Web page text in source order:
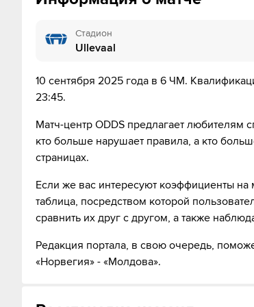
Норвегия совершает вбрасывание на
Удар от ворот произведет Молдавия
11´ Г О О О О Л - Эрлинг Холанд забивает
15´ Дэвид Мёллер Вулф наказан за толчок
18´ Судья сигнализирует, что Михаил
Стадион
Ullevaal
10 сентября 2025 года в 6 ЧМ.
23:45.
Матч-центр ODDS предлагает любителям
кто больше нарушает правила, а кто
страницах.
Если же вас интересуют коэффициенты на
таблица, посредством которой
сравнить их друг с другом, а также
Редакция портала, в свою очередь,
«Норвегия» - «Молдова».